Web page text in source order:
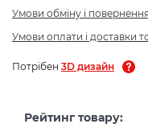
Умови обміну і
Умови оплати і доставки
Потрібен 3D дизайн
Рейтинг товару: